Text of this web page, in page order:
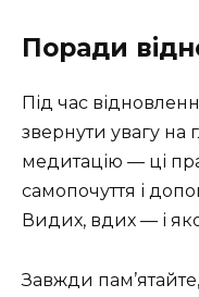
Поради
Під час
звернути увагу на
медитацію — ці
самопочуття і
Видих, вдих — і
Завжди